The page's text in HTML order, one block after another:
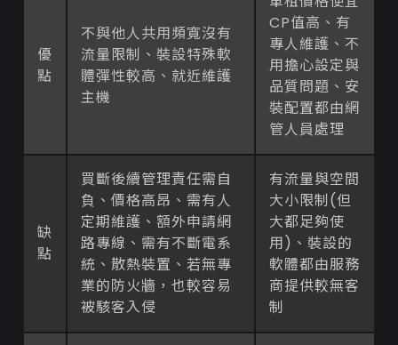
優
點
不與他人共用頻寬沒有
流量限制、裝設特殊軟
體彈性較高、就近維護
主機
CP值高、有
專人維護、不
用擔心設定與
品質問題、安
裝配置都由網
管人員處理
缺
點
買斷後續管理責任需自
負、價格高昂、需有人
定期維護、額外申請網
路專線、需有不斷電系
統、散熱裝置、若無專
業的防火牆，也較容易
被駭客入侵
有流量與空間
大小限制(但
大都足夠使
用)、裝設的
軟體都由服務
商提供較無客
制